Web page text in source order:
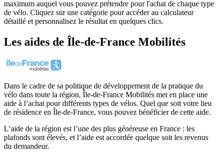
maximum auquel vous pouvez prétendre pour l'achat de chaque type
de vélo. Cliquez sur une catégorie pour accéder au calculateur
détaillé et personnalisez le résultat en quelques clics.
Les aides de Île-de-France Mobilités
Dans le cadre de sa politique de développement de la pratique du
vélo dans toute la région, Île-de-France Mobilités met en place une
aide à l’achat pour différents types de vélos. Quel que soit votre lieu
de résidence en Île-de-France, vous pouvez bénéficier de cette aide.
L’aide de la région est l’une des plus généreuse en France : les
plafonds sont élevés, et l’aide est accordée quelque soit les revenus
du demandeur.